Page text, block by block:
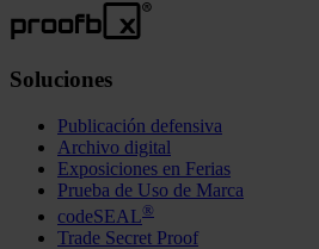
Soluciones
Publicación defensiva
Archivo digital
Exposiciones en Ferias
Prueba de Uso de Marca
codeSEAL®
Trade Secret Proof